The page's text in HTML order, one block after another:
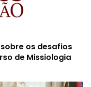
os desafios
de Missiologia